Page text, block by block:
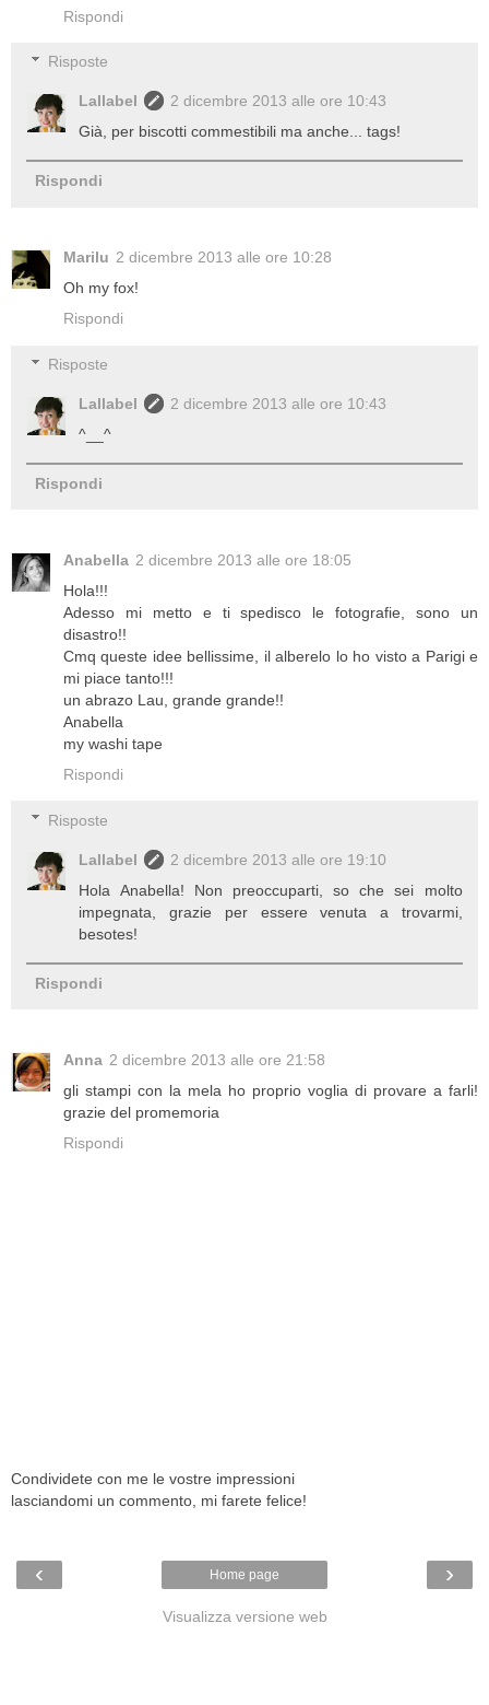
Rispondi
Risposte
Lallabel
2 dicembre 2013 alle ore 10:43
Già, per biscotti commestibili ma anche... tags!
Rispondi
Marilu 2 dicembre 2013 alle ore 10:28
Oh my fox!
Rispondi
Risposte
Lallabel
2 dicembre 2013 alle ore 10:43
^__^
Rispondi
Anabella 2 dicembre 2013 alle ore 18:05
Hola!!!
Adesso mi metto e ti spedisco le fotografie, sono un
disastro!!
Cmq queste idee bellissime, il alberelo lo ho visto a Parigi e
mi piace tanto!!!
un abrazo Lau, grande grande!!
Anabella
my washi tape
Rispondi
Risposte
Lallabel
2 dicembre 2013 alle ore 19:10
Hola Anabella! Non preoccuparti, so che sei molto
impegnata, grazie per essere venuta a trovarmi,
besotes!
Rispondi
Anna 2 dicembre 2013 alle ore 21:58
gli stampi con la mela ho proprio voglia di provare a farli!
grazie del promemoria
Rispondi
Condividete con me le vostre impressioni
lasciandomi un commento, mi farete felice!
‹ ›
Home page
Visualizza versione web